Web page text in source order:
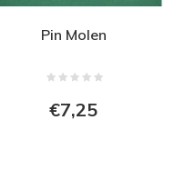
Pin Molen
€7,25